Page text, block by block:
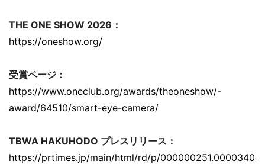
THE ONE SHOW 2026：
https://oneshow.org/
受賞ページ：
https://www.oneclub.org/awards/theoneshow/-
award/64510/smart-eye-camera/
TBWA HAKUHODO プレスリリース：
https://prtimes.jp/main/html/rd/p/